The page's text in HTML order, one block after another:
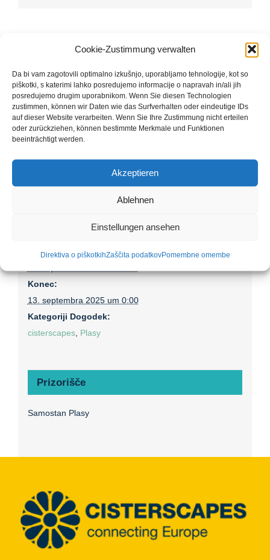
Cookie-Zustimmung verwalten
Da bi vam zagotovili optimalno izkušnjo, uporabljamo tehnologije, kot so
piškotki, s katerimi lahko posredujemo informacije o napravah in/ali jih
posredujemo drugim uporabnikom. Wenn Sie diesen Technologien
zustimmen, können wir Daten wie das Surfverhalten oder eindeutige IDs
auf dieser Website verarbeiten. Wenn Sie Ihre Zustimmung nicht erteilen
oder zurückziehen, können bestimmte Merkmale und Funktionen
beeinträchtigt werden.
Akzeptieren
Ablehnen
Einstellungen ansehen
Direktiva o piškotkihZaščita podatkovPomembne omembe
iskanju sledi v osrčju
samostanske pokrajine!
Pohod po samostanski
pokrajini: h križem,
cerkvam in kapelicam - Po
sledeh cistercijanov II
Podrobnosti
Začetek:
Konec:
13. septembra 2025 um 0:00
Kategoriji Dogodek:
cisterscapes, Plasy
Prizorišče
Samostan Plasy